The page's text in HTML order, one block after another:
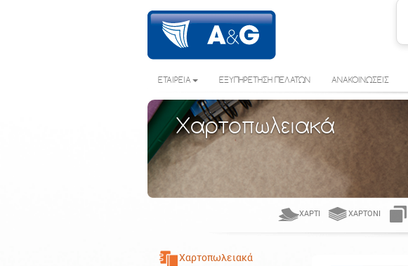
ΕΤΑΙΡΕΙΑ ΕΞΥΠΗΡΕΤΗΣΗ ΠΕΛΑΤΩΝ ΑΝΑΚΟΙΝΩΣΕΙΣ
Χαρτοπωλειακά
ΧΑΡΤΊ ΧΑΡΤΌΝΙ
Χαρτοπωλειακά